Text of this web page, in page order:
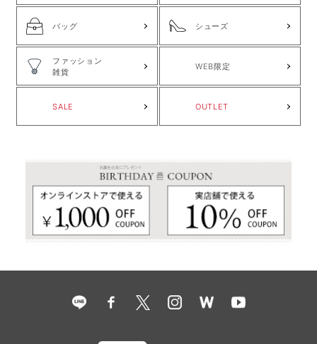
バッグ シューズ
ファッション
雑貨
WEB限定
SALE OUTLET